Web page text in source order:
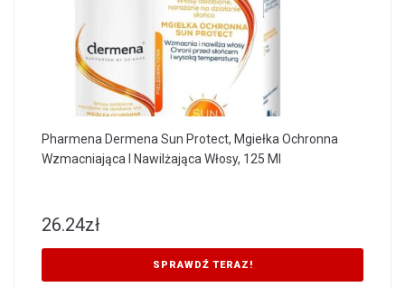
Pharmena Dermena Sun Protect, Mgiełka Ochronna
Wzmacniająca I Nawilżająca Włosy, 125 Ml
26.24zł
SPRAWDŹ TERAZ!